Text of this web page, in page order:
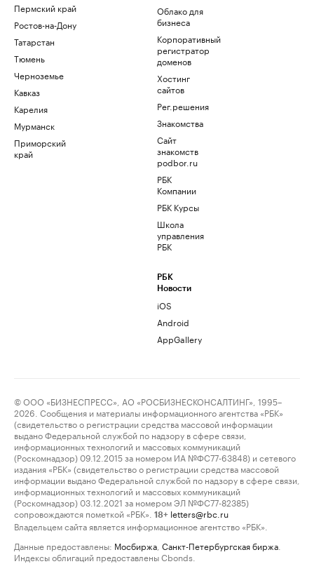
Пермский край
Ростов-на-Дону
Татарстан
Тюмень
Черноземье
Кавказ
Карелия
Мурманск
Приморский
край
Облако для
бизнеса
Корпоративный
регистратор
доменов
Хостинг
сайтов
Рег.решения
Знакомства
Сайт
знакомств
podbor.ru
РБК
Компании
РБК Курсы
Школа
управления
РБК
РБК
Новости
iOS
Android
AppGallery
© ООО «БИЗНЕСПРЕСС», АО «РОСБИЗНЕСКОНСАЛТИНГ», 1995–
2026. Сообщения и материалы информационного агентства «РБК»
(свидетельство о регистрации средства массовой информации
выдано Федеральной службой по надзору в сфере связи,
информационных технологий и массовых коммуникаций
(Роскомнадзор) 09.12.2015 за номером ИА №ФС77-63848) и сетевого
издания «РБК» (свидетельство о регистрации средства массовой
информации выдано Федеральной службой по надзору в сфере связи,
информационных технологий и массовых коммуникаций
(Роскомнадзор) 03.12.2021 за номером ЭЛ №ФС77-82385)
сопровождаются пометкой «РБК».
18+ letters@rbc.ru
Владельцем сайта является информационное агентство «РБК».
Данные предоставлены: Мосбиржа Санкт-Петербургская биржа
Индексы облигаций предоставлены Cbonds.